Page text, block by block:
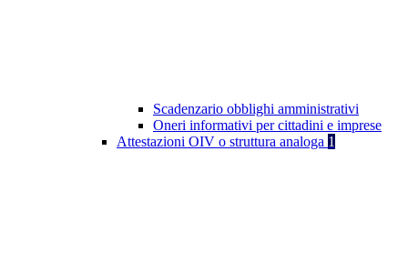
Scadenzario obblighi amministrativi
Oneri informativi per cittadini e imprese
Attestazioni OIV o struttura analoga 1